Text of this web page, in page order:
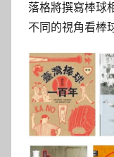
落格將撰寫棒球
不同的視角看棒